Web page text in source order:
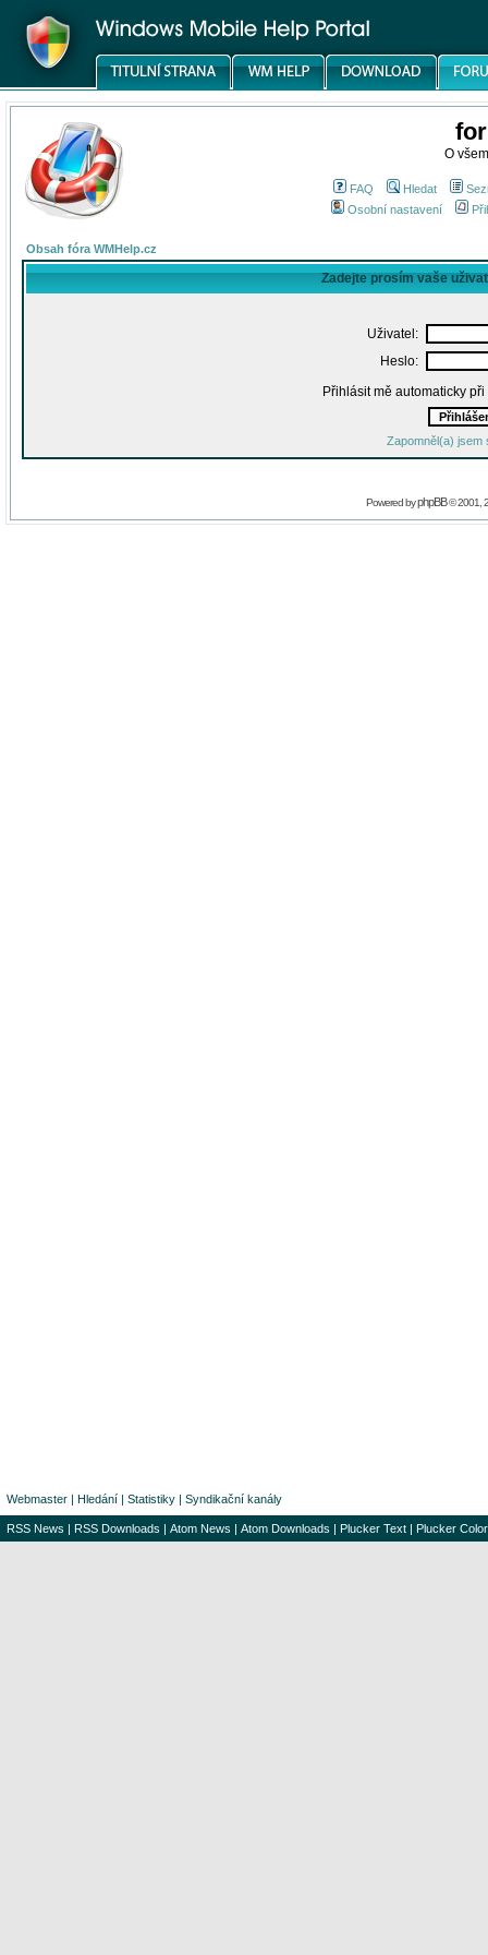
O
FAQ Hledat
Osobní nastavení
Obsah fóra WMHelp.cz
Zadejte prosím vaše
Uživatel:
Heslo:
Přihlásit mě automaticky
Zapomněl(a) jsem
Powered byphpBB© 2001,
Webmaster | Hledání | Statistiky | Syndikační kanály
RSS News | RSS Downloads | Atom News | Atom Downloads | Plucker Text | Plucker Color